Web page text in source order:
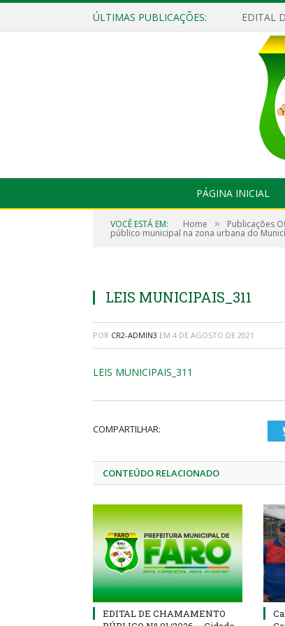
ÚLTIMAS PUBLICAÇÕES: EDITAL
PÁGINA INICIAL
VOCÊ ESTÁ EM: Home » Publicações
público municipal na zona urbana do
LEIS MUNICIPAIS_311
POR CR2-ADMIN3 EM 4 DE AGOSTO DE 2021
LEIS MUNICIPAIS_311
COMPARTILHAR:
CONTEÚDO RELACIONADO
EDITAL DE CHAMAMENTO